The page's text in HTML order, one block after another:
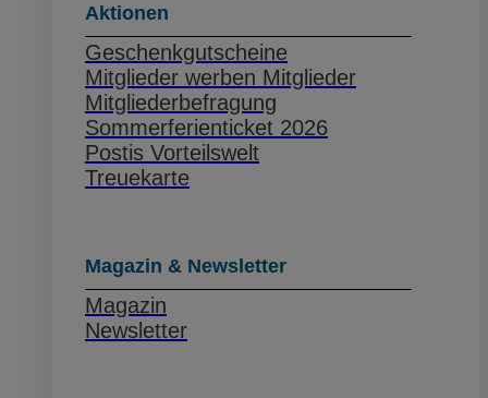
Aktionen
Geschenkgutscheine
Mitglieder werben Mitglieder
Mitgliederbefragung
Sommerferienticket 2026
Postis Vorteilswelt
Treuekarte
Magazin & Newsletter
Magazin
Newsletter